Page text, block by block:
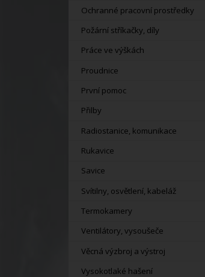
Ochranné pracovní prostředky
Požární stříkačky, díly
Práce ve výškách
Proudnice
První pomoc
Přilby
Radiostanice, komunikace
Rukavice
Savice
Svítilny, osvětlení, kabeláž
Termokamery
Ventilátory, vysoušeče
Věcná výzbroj a výstroj
Vysokotlaké hašení